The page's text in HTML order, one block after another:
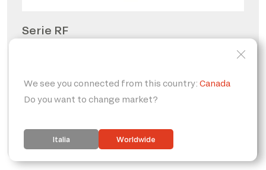
Serie RF
PERSONALIZZABILE
IP65